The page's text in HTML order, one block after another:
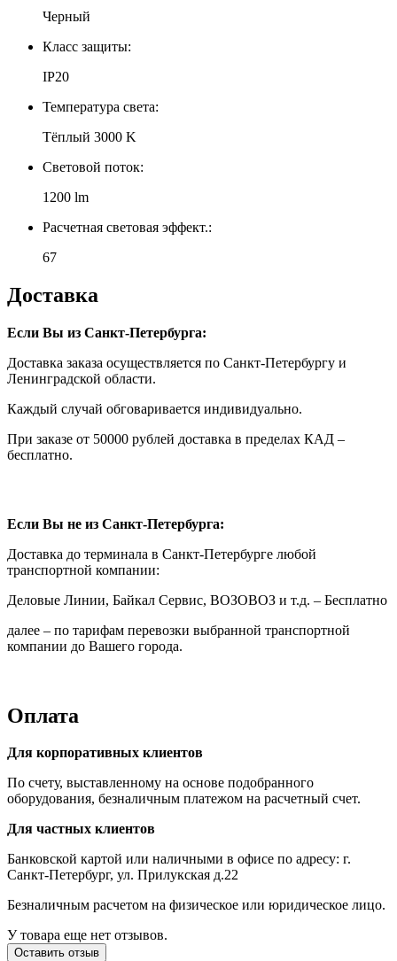
Черный
Класс защиты:
IP20
Температура света:
Тёплый 3000 K
Световой поток:
1200 lm
Расчетная световая эффект.:
67
Доставка
Если Вы из Санкт-Петербурга:
Доставка заказа осуществляется по Санкт-Петербургу и
Ленинградской области.
Каждый случай обговаривается индивидуально.
При заказе от 50000 рублей доставка в пределах КАД –
бесплатно.
Если Вы не из Санкт-Петербурга:
Доставка до терминала в Санкт-Петербурге любой
транспортной компании:
Деловые Линии, Байкал Сервис, ВОЗОВОЗ и т.д. – Бесплатно
далее – по тарифам перевозки выбранной транспортной
компании до Вашего города.
Оплата
Для корпоративных клиентов
По счету, выставленному на основе подобранного
оборудования, безналичным платежом на расчетный счет.
Для частных клиентов
Банковской картой или наличными в офисе по адресу: г.
Санкт-Петербург, ул. Прилукская д.22
Безналичным расчетом на физическое или юридическое лицо.
У товара еще нет отзывов.
Оставить отзыв